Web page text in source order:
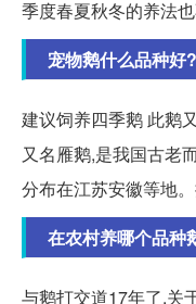
季度春夏秋冬的养法
宠物鹅什么品种好?
建议饲养四季鹅 此鹅
又名雁鹅,是我国古老
分布在江苏安徽等地
在农村养哪个品种
与鹅打交道17年了,关